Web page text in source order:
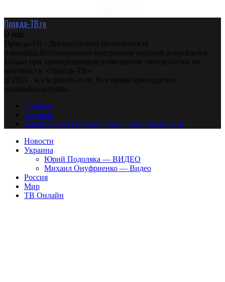
Правда-ТВ.ru
О нас
Правда-ТВ - Дискуссионно политическая
площадка.Использование материалов издания допускается
только при одновременном размещении гиперссылки на
оригинал в «Правда-ТВ»
@2023 - www.pravda-tv.ru. Все права принадлежат
правообладателям.
Главная
Авторам
Владельцам авторских прав. Ответственности.
Новости
Украина
Юрий Подоляка — ВИДЕО
Михаил Онуфриенко — Видео
Россия
Мир
ТВ Онлайн